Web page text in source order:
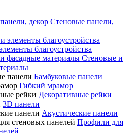
Стеновые панели,
благоустройства
Стеновые и
Бамбуковые панели
Гибкий мрамор
Декоративные рейки
3D панели
Акустические панели
Профили для